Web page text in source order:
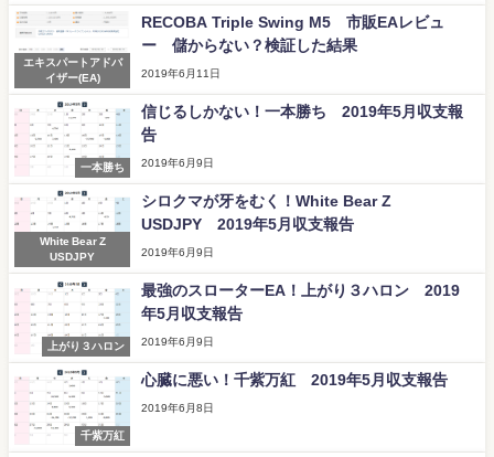
エキスパートアドバ
イザー(EA)
RECOBA Triple Swing M5 市販EAレビュ
ー 儲からない？検証した結果
2019年6月11日
一本勝ち
信じるしかない！一本勝ち 2019年5月収支報
告
2019年6月9日
White Bear Z
USDJPY
シロクマが牙をむく！White Bear Z
USDJPY 2019年5月収支報告
2019年6月9日
上がり３ハロン
最強のスローターEA！上がり３ハロン 2019
年5月収支報告
2019年6月9日
千紫万紅
心臓に悪い！千紫万紅 2019年5月収支報告
2019年6月8日